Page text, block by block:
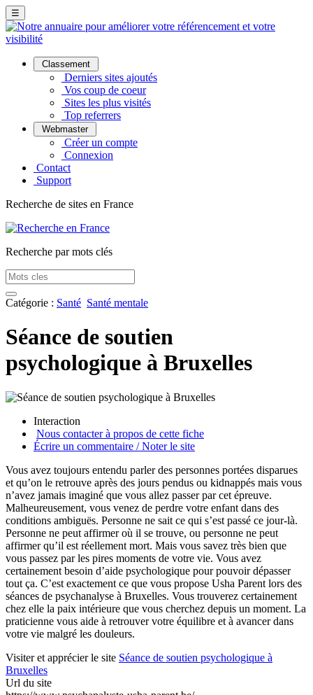
☰
Classement
Derniers sites ajoutés
Vos coup de coeur
Sites les plus visités
Top referrers
Webmaster
Créer un compte
Connexion
Contact
Support
Recherche de sites en France
Recherche par mots clés
Catégorie : Santé Santé mentale
Séance de soutien
psychologique à Bruxelles
Interaction
Nous contacter à propos de cette fiche
Écrire un commentaire / Noter le site
Vous avez toujours entendu parler des personnes portées disparues
et qu’on le retrouve après des jours pendus ou kidnappés mais vous
n’avez jamais imaginé que vous allez passer par cet épreuve.
Malheureusement, vous venez de perdre votre enfant dans des
conditions ambiguës. Personne ne sait ce qui s’est passé ce jour-là.
Personne ne peut affirmer où il se trouve, ou personne ne peut
affirmer qu’il est réellement mort. Mais vous savez très bien que
vous passez par les pires moments de votre vie. Vous avez
certainement besoin d’aide psychologique pour pouvoir dépasser
tout ça. C’est exactement ce que vous propose Usha Parent lors des
séances de psychanalyse à Bruxelles. Vous trouverez certainement
chez elle la paix intérieure que vous cherchez depuis un moment. La
praticienne vous aide à retrouver votre équilibre et à avancer dans
votre vie malgré les douleurs.
Visiter et apprécier le site Séance de soutien psychologique à
Bruxelles
Url du site